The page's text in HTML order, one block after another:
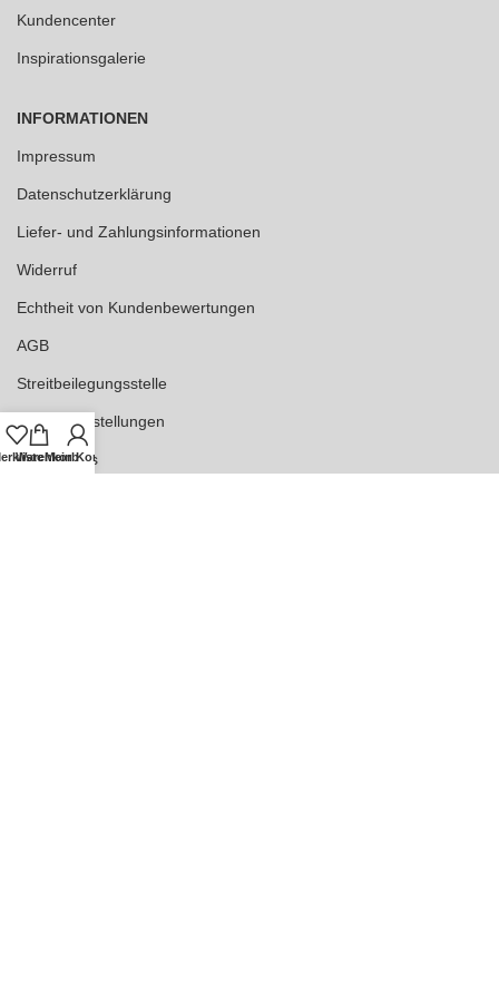
Kundencenter
Inspirationsgalerie
INFORMATIONEN
Impressum
Datenschutzerklärung
Liefer- und Zahlungsinformationen
Widerruf
Echtheit von Kundenbewertungen
AGB
Streitbeilegungsstelle
Cookie Einstellungen
Stickzebras
Warenkorb
Mein Konto